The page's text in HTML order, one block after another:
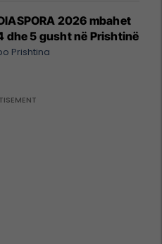
2026 mbahet
dhe 5 gusht në Prishtinë
Prishtina